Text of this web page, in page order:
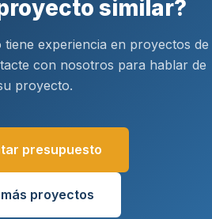
similar?
experiencia en proyectos de
con nosotros para hablar de
proyecto.
presupuesto
proyectos